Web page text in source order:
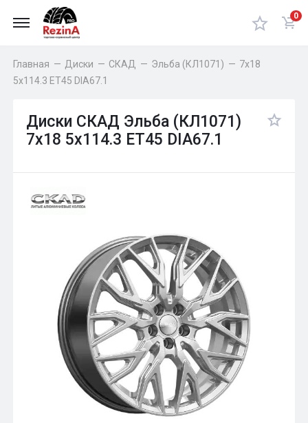
0
Главная — Диски — СКАД — Эльба (КЛ1071) — 7x18
5x114.3 ET45 DIA67.1
Диски СКАД Эльба (КЛ1071)
7x18 5x114.3 ET45 DIA67.1